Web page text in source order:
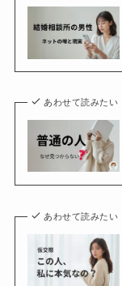
あわせて読みたい
あわせて読みたい